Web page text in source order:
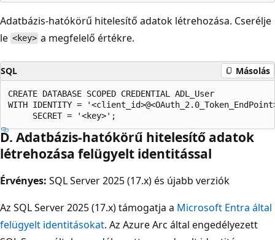
Adatbázis-hatókörű hitelesítő adatok létrehozása. Cserélje
le <key> a megfelelő értékre.
SQL Másolás
CREATE DATABASE SCOPED CREDENTIAL ADL_User
WITH IDENTITY =
D. Adatbázis-hatókörű hitelesítő adatok
létrehozása felügyelt identitással
Érvényes: SQL Server 2025 (17.x) és újabb verziók
Az SQL Server 2025 (17.x) támogatja a Microsoft Entra által
felügyelt identitásokat. Az Azure Arc által engedélyezett